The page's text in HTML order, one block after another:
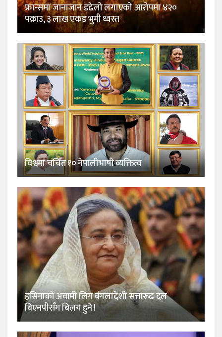
फ्रान्समा जानाजान डढेलो लगाएको आरोपमा ४२०
पक्राउ, ३ लाख एकड भुमी ध्वस्त
विश्वमा चर्चित १० नेपालीभाषी व्यक्तित्व
हसिनाको अवामी लिग बंगलादेशी सत्तारूढ दल
बिएनपीसँग बिलय हुने !